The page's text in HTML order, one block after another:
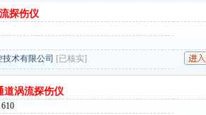
探伤仪
术有限公司 [已核实]
道涡流探伤仪